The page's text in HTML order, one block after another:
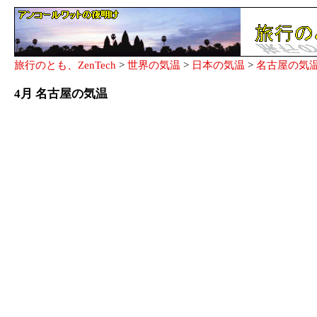
旅行のとも、ZenTech > 世界の気温 > 日本の気温 > 名古屋の気
4月 名古屋の気温